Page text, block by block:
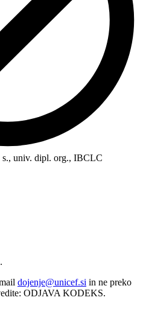
s., univ. dipl. org., IBCLC
.
dojenje@unicef.si in ne preko
ODJAVA KODEKS.